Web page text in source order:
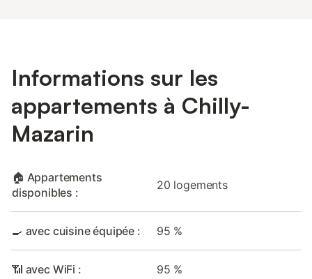
Informations sur les
appartements à Chilly-
Mazarin
🏠 Appartements
disponibles :
20 logements
🍳 avec cuisine équipée : 95 %
📶 avec WiFi : 95 %